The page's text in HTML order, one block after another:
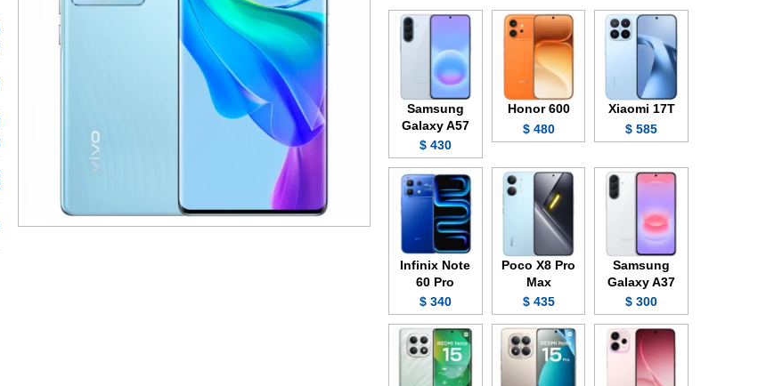
Xiaomi 17T
585 $
Honor 600
480 $
Samsung
Galaxy A57
430 $
Samsung
Galaxy A37
300 $
Poco X8 Pro
Max
435 $
Infinix Note
60 Pro
340 $